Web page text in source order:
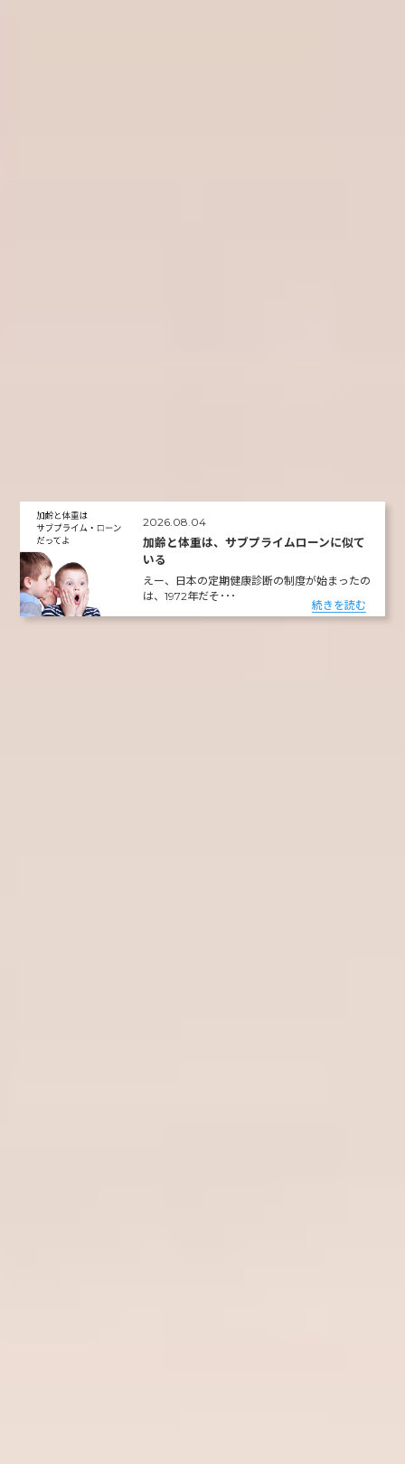
2026.08.04
加齢と体重は、サブプライムローンに似て
いる
えー、日本の定期健康診断の制度が始まったの
は、1972年だそ･･･
続きを読む